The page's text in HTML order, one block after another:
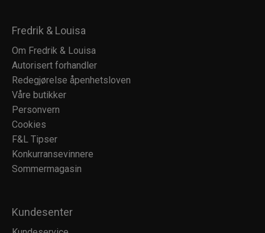
Fredrik & Louisa
Om Fredrik & Louisa
Autorisert forhandler
Redegjørelse åpenhetsloven
Våre butikker
Personvern
Cookies
F&L Tipser
Konkurransevinnere
Sommermagasin
Kundesenter